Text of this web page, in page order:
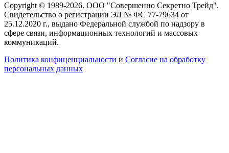
Copyright © 1989-2026. ООО "Совершенно Секретно Трейд".
Свидетельство о регистрации ЭЛ № ФС 77-79634 от
25.12.2020 г., выдано Федеральной службой по надзору в
сфере связи, информационных технологий и массовых
коммуникаций.
Политика конфиценциальности и Согласие на обработку
персональных данных